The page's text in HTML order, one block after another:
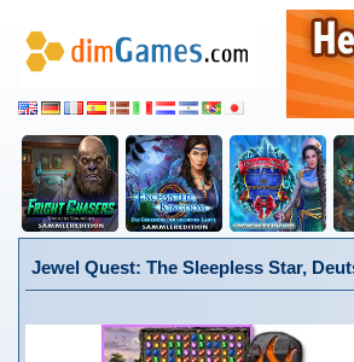
Jewel Quest: The Sleepless Star,